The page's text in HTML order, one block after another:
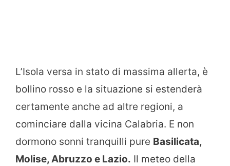
L’Isola versa in stato di massima allerta, è
bollino rosso e la situazione si estenderà
certamente anche ad altre regioni, a
cominciare dalla vicina Calabria. E non
dormono sonni tranquilli pure Basilicata,
Molise, Abruzzo e Lazio. Il meteo della